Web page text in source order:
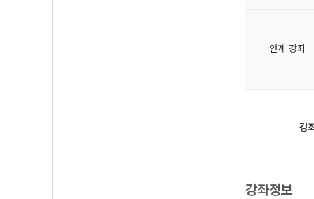
연계 강좌
강
강좌정보